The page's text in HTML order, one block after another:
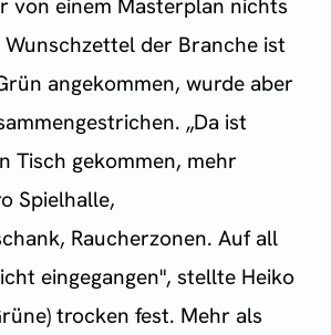
von einem Masterplan nichts
Wunschzettel der Branche ist
angekommen, wurde aber
„Da ist
Tisch gekommen, mehr
Spielhalle,
Raucherzonen. Auf all
eingegangen", stellte Heiko
trocken fest. Mehr als